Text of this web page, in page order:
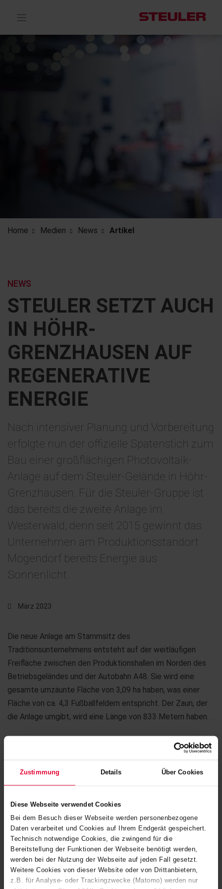
Zustimmung Details Über Cookies
Diese Webseite verwendet Cookies
Bei dem Besuch dieser Webseite werden personenbezogene
Daten verarbeitet und Cookies auf Ihrem Endgerät gespeichert.
Technisch notwendige Cookies, die zwingend für die
Bereitstellung der Funktionen der Webseite benötigt werden,
werden bei der Nutzung der Webseite auf jeden Fall gesetzt.
Weitere Cookies von dieser Website oder von Drittanbietern,
z.B. für Analyse- oder Trackingzwecke (Matomo) werden nur
Home Medien News Artikel
STEULER SETZT AUCH
IN HÖHR-
GRENZHAUSEN AUF
REGENERATIVE
ENERGIE
NEWS
Nach intensiver Planung und Vorbereitung
erfolgte nun der offizielle Spatenstich zum
Bau einer großflächigen Photovoltaik-
Anlage auf dem Steuler-Gelände in Höhr-
Grenzhausen. Für die Steuler-Gruppe ist
das bereits die zweite Anlage im
Westerwald, denn seit 2015 gewinnt das
Unternehmen am Produktionsstandort
Mogendorf bereits Energie aus
Sonnenlicht.
März 2023
Die neue Anlage am Stammsitz des
Traditionsunternehmens entsteht auf der weitläufigen
Freifläche zwischen den Produktionshallen im Norden des
Betriebsgeländes und der Autobahn A48. Sie wird eine
gesamte umzäunte Fläche von 3,09 ha haben, was einer
Fläche von ca. 4,3 Fußballfeldern entspricht. Der Zaun, der
die Anlage umgibt, wird eine Länge von 833 Metern haben.
In Summe werden 9.012 Module mit einer Leistung von je
410 Wp installiert – die Gesamtleistung der Anlage beläuft
sich somit auf 3.694,920 kWp (Kilowatt-Peak). 70% der
Wochen umgesetzt werden, damit die Anlage nach einer
technischen Überprüfung Anfang Juni in Betrieb gehen
kann.
Zwei der größten Herausforderung in der Planungsphase
waren die Berücksichtigung einer abwasserführenden
Leitung der Autobahn sowie einer europaversorgenden